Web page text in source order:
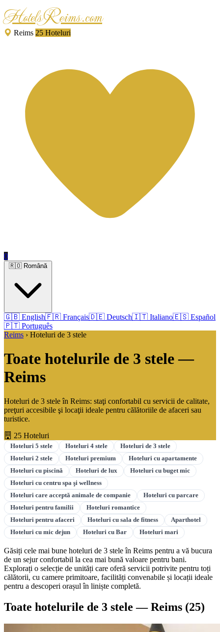
HotelsReims.com
Reims 25 Hoteluri
0
🇷🇴 Română
🇬🇧 English🇫🇷 Français🇩🇪 Deutsch🇮🇹 Italiano🇪🇸 Español
🇵🇹 Português
Reims › Hoteluri de 3 stele
Toate hotelurile de 3 stele —
Reims
Hoteluri de 3 stele în Reims: staţi confortabil cu servicii de calitate,
preţuri accesibile şi locaţii ideale pentru călătoriile de afaceri sau
turistice.
25 Hoteluri
Hoteluri 5 stele Hoteluri 4 stele
Hoteluri de 3 stele
Hoteluri 2 stele
Hoteluri premium
Hoteluri cu apartamente
Hoteluri cu piscină
Hoteluri de lux
Hoteluri cu buget mic
Hoteluri cu centru spa şi wellness
Hoteluri care acceptă animale de companie
Hoteluri cu parcare
Hoteluri pentru familii
Hoteluri romantice
Hoteluri pentru afaceri
Hoteluri cu sala de fitness
Aparthotel
Hoteluri cu mic dejun
Hoteluri cu Bar Hoteluri mari
Găsiți cele mai bune hoteluri de 3 stele în Reims pentru a vă bucura
de un sejur confortabil la cea mai bună valoare pentru bani.
Explorați o selecție de unități care oferă servicii potrivite pentru toți
călătorii, cu camere primitoare, facilități convenabile și locații ideale
pentru a descoperi orașul în liniște completă.
Toate hotelurile de 3 stele — Reims (25)